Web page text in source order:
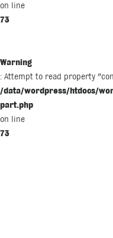
on line
73
Warning
: Attempt to read property
/data/wordpress/htdocs/
part.php
on line
73